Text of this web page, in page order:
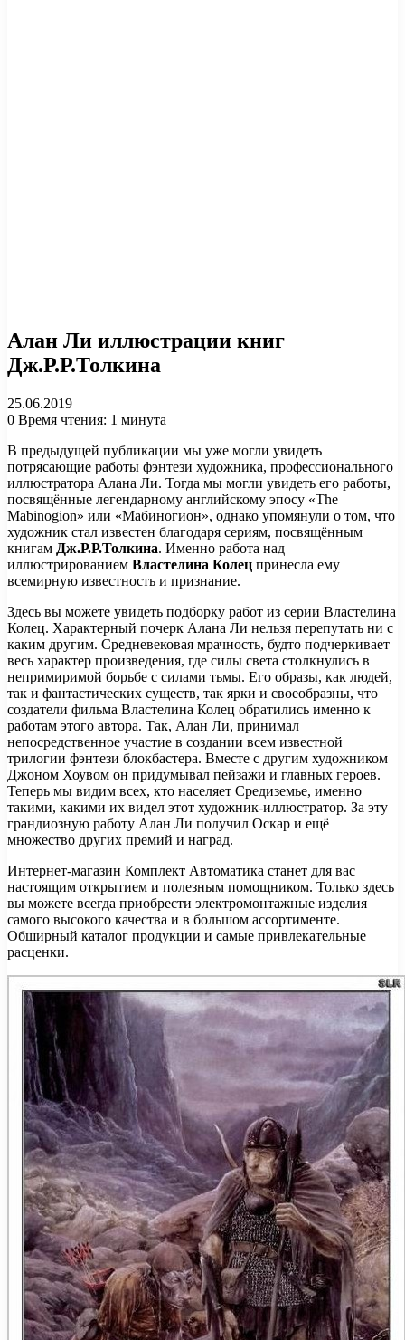
Алан Ли иллюстрации книг
Дж.Р.Р.Толкина
25.06.2019
0 Время чтения: 1 минута
В предыдущей публикации мы уже могли увидеть
потрясающие работы фэнтези художника, профессионального
иллюстратора Алана Ли. Тогда мы могли увидеть его работы,
посвящённые легендарному английскому эпосу «The
Mabinogion» или «Мабиногион», однако упомянули о том, что
художник стал известен благодаря сериям, посвящённым
книгам Дж.Р.Р.Толкина. Именно работа над
иллюстрированием Властелина Колец принесла ему
всемирную известность и признание.
Здесь вы можете увидеть подборку работ из серии Властелина
Колец. Характерный почерк Алана Ли нельзя перепутать ни с
каким другим. Средневековая мрачность, будто подчеркивает
весь характер произведения, где силы света столкнулись в
непримиримой борьбе с силами тьмы. Его образы, как людей,
так и фантастических существ, так ярки и своеобразны, что
создатели фильма Властелина Колец обратились именно к
работам этого автора. Так, Алан Ли, принимал
непосредственное участие в создании всем известной
трилогии фэнтези блокбастера. Вместе с другим художником
Джоном Хоувом он придумывал пейзажи и главных героев.
Теперь мы видим всех, кто населяет Средиземье, именно
такими, какими их видел этот художник-иллюстратор. За эту
грандиозную работу Алан Ли получил Оскар и ещё
множество других премий и наград.
Интернет-магазин Комплект Автоматика станет для вас
настоящим открытием и полезным помощником. Только здесь
вы можете всегда приобрести электромонтажные изделия
самого высокого качества и в большом ассортименте.
Обширный каталог продукции и самые привлекательные
расценки.